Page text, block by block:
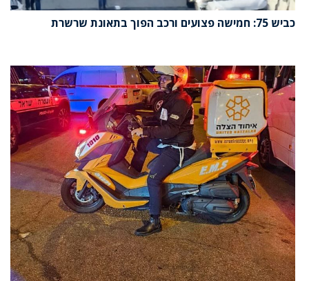
כביש 75: חמישה פצועים ורכב הפוך בתאונת שרשרת